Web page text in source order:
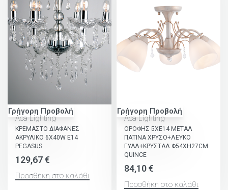
Γρήγορη Προβολή
Aca Lighting
ΚΡΕΜΑΣΤΟ ΔΙΑΦΑΝΕΣ
ΑΚΡΥΛΙΚΟ 6X40W E14
PEGASUS
129,67€
Προσθήκη στο καλάθι
Γρήγορη Προβολή
Aca Lighting
ΟΡΟΦΗΣ 5ΧΕ14 ΜΕΤΑΛ
ΠΑΤΙΝΑ ΧΡΥΣΟ+ΛΕΥΚΟ
ΓΥΑΛ+ΚΡΥΣΤΑΛ Φ54ΧΗ27CM
QUINCE
84,10€
Προσθήκη στο καλάθι